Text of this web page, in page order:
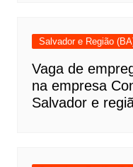
Salvador e Região
Vaga de
na empresa
Salvador e